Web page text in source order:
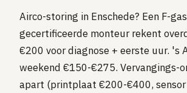
Dakkapel plaatsen
Dak renovatie
TUIN
Tuin aanleg of renovatie
Airco-storing in Enschede? Een F-
gecertificeerde monteur rekent
€200 voor diagnose + eerste uur. 's
weekend €150-€275. Vervangings-
apart (printplaat €200-€400,